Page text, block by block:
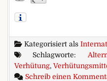
Kategorisiert als
Schlagworte:
Verhütung,
Schreib einen